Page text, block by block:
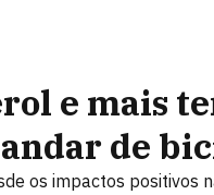
e mais
de
os impactos positivos